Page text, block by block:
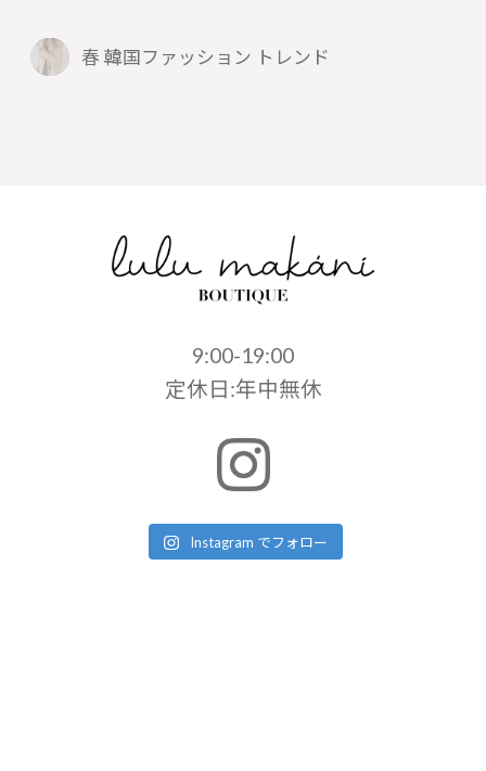
春 韓国ファッション トレンド
9:00-19:00
定休日:年中無休
Instagram でフォロー